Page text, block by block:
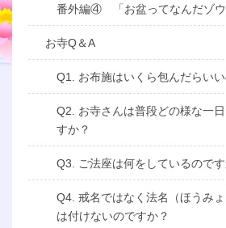
番外編④ 「お盆ってなんだゾウ
お寺Q＆A
Q1. お布施はいくら包んだらい
Q2. お寺さんは普段どの様な一
すか？
Q3. ご法座は何をしているのです
Q4. 戒名ではなく法名（ほうみ
は付けないのですか？